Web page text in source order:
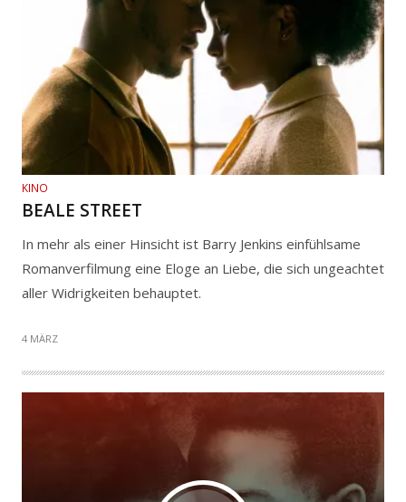
KINO
BEALE STREET
In mehr als einer Hinsicht ist Barry Jenkins einfühlsame
Romanverfilmung eine Eloge an Liebe, die sich ungeachtet
aller Widrigkeiten behauptet.
4 MÄRZ